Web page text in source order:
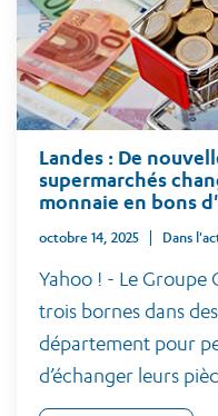
Landes : De
supermarchés
monnaie en bons
octobre 14, 2025 Dans
Yahoo ! - Le Groupe
trois bornes dans
département pour
d’échanger leurs